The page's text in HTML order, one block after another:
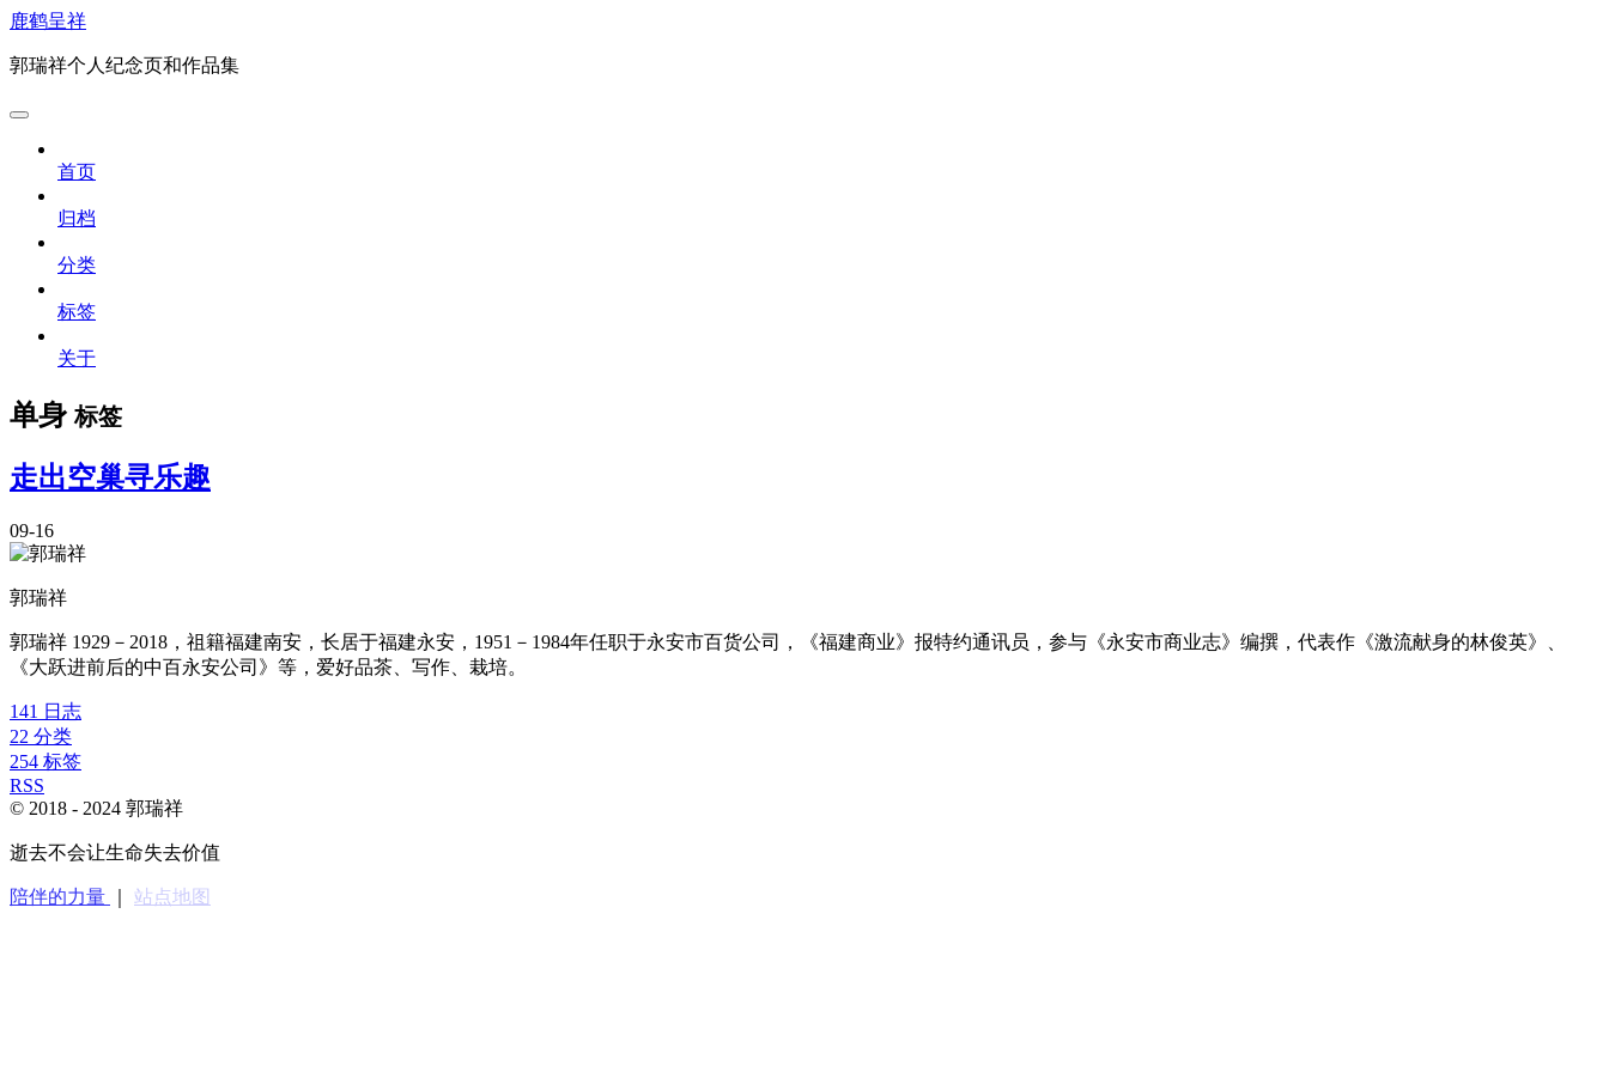
鹿鹤呈祥
郭瑞祥个人纪念页和作品集
首页
归档
分类
标签
关于
单身标签
走出空巢寻乐趣
09-16
郭瑞祥
郭瑞祥 1929－2018，祖籍福建南安，长居于福建永安，1951－1984年任职于永安市百货公司，《福建商业》报特约通讯员，参与《永安市商业志》编撰，代表作《激流献身的林俊英》、
《大跃进前后的中百永安公司》等，爱好品茶、写作、栽培。
141 日志
22 分类
254 标签
RSS
© 2018 - 2024 郭瑞祥
逝去不会让生命失去价值
陪伴的力量 站点地图